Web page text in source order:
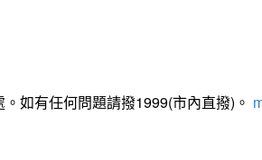
如有任何問題請撥1999(市內直撥)。